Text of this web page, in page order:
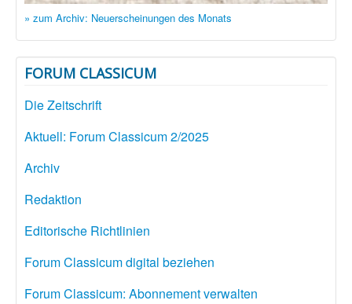
» zum Archiv: Neuerscheinungen des Monats
FORUM CLASSICUM
Die Zeitschrift
Aktuell: Forum Classicum 2/2025
Archiv
Redaktion
Editorische Richtlinien
Forum Classicum digital beziehen
Forum Classicum: Abonnement verwalten